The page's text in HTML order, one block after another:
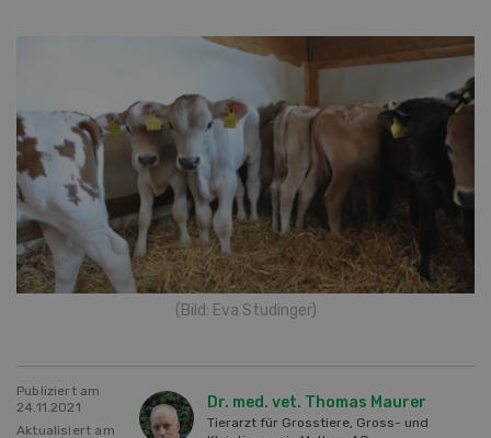
(Bild: Eva Studinger)
Publiziert am
24.11.2021
Aktualisiert am
Dr. med. vet. Thomas Maurer
Tierarzt für Grosstiere, Gross- und